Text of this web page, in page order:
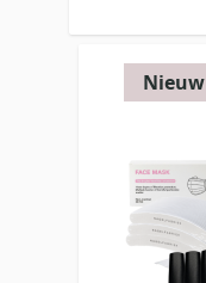
Nieuw